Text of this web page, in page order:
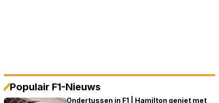
Populair F1-Nieuws
Ondertussen in F1 | Hamilton geniet met